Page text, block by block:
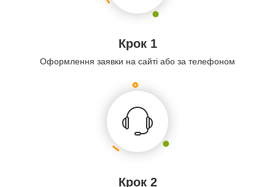
Крок 1
Оформлення заявки на сайті або за телефоном
Крок 2